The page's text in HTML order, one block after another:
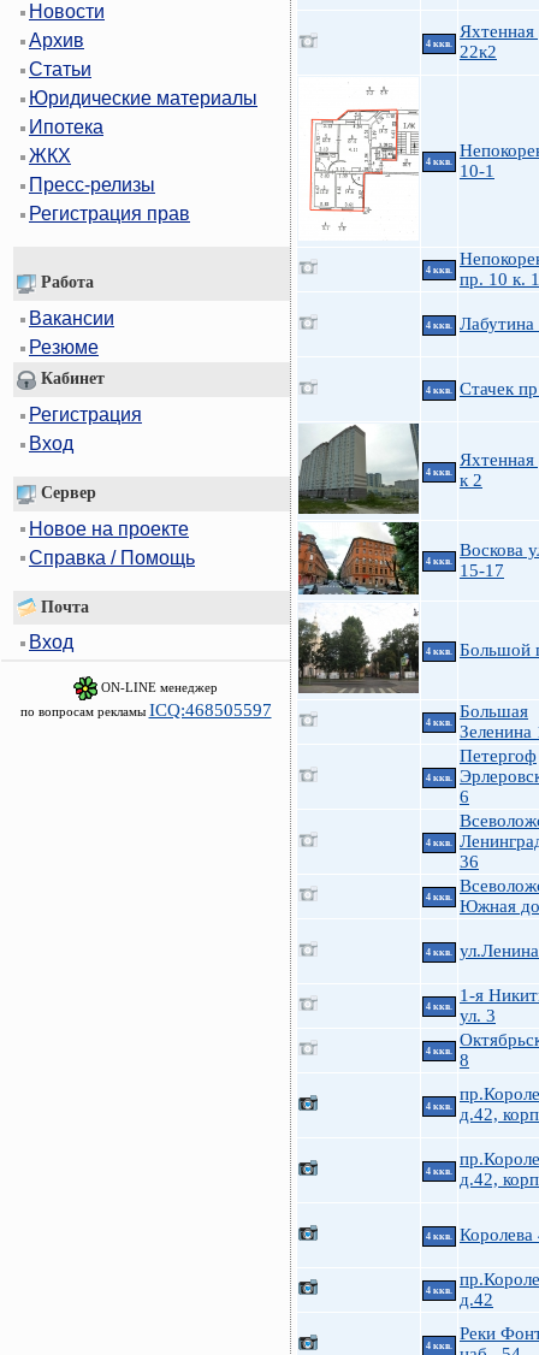
Новости
Архив
Статьи
Юридические материалы
Ипотека
ЖКХ
Пресс-релизы
Регистрация прав
Работа
Вакансии
Резюме
Кабинет
Регистрация
Вход
Сервер
Новое на проекте
Справка / Помощь
Почта
Вход
ON-LINE менеджер
по вопросам рекламы ICQ:468505597
4 ккв.
Яхтенная
22к2
4 ккв.
10-1
4 ккв.
пр. 10 к. 1
4 ккв. Лабутина
4 ккв. Стачек
4 ккв.
Яхтенная
к 2
4 ккв.
Воскова
15-17
4 ккв. Большой
4 ккв.
Большая
Зеленина
4 ккв.
Петергоф
6
4 ккв.
36
4 ккв.
Южная
4 ккв.
4 ккв.
1-я
ул. 3
4 ккв.
8
4 ккв.
д.42,
4 ккв.
д.42,
4 ккв. Королева
4 ккв.
д.42
4 ккв.
Реки